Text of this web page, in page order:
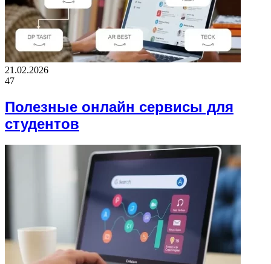
21.02.2026
47
Полезные онлайн сервисы для
студентов